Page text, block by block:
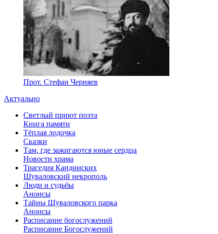
Прот. Стефан Черняев
Актуально
Светлый приют поэта
Книга памяти
Тёплая лодочка
Сказки
Там, где зажигаются юные сердца
Новости храма
Трагедия Кандинских
Шуваловский некрополь
Люди и судьбы
Анонсы
Тайны Шуваловского парка
Анонсы
Расписание богослужений
Расписание Богослужений